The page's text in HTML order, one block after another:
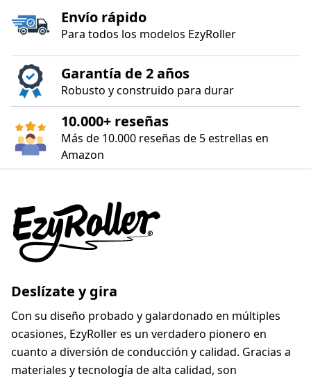
Envío rápido
Para todos los modelos EzyRoller
Garantía de 2 años
Robusto y construido para durar
10.000+ reseñas
Más de 10.000 reseñas de 5 estrellas en
Amazon
Deslízate y gira
Con su diseño probado y galardonado en múltiples
ocasiones, EzyRoller es un verdadero pionero en
cuanto a diversión de conducción y calidad. Gracias a
materiales y tecnología de alta calidad, son